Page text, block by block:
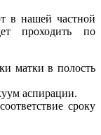
в нашей частной
проходить по
матки в полость
аспирации.
сроку